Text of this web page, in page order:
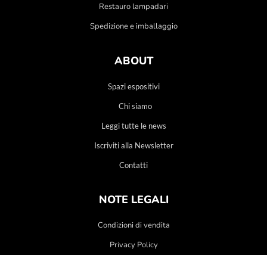
Restauro lampadari
Spedizione e imballaggio
ABOUT
Spazi espositivi
Chi siamo
Leggi tutte le news
Iscriviti alla Newsletter
Contatti
NOTE LEGALI
Condizioni di vendita
Privacy Policy